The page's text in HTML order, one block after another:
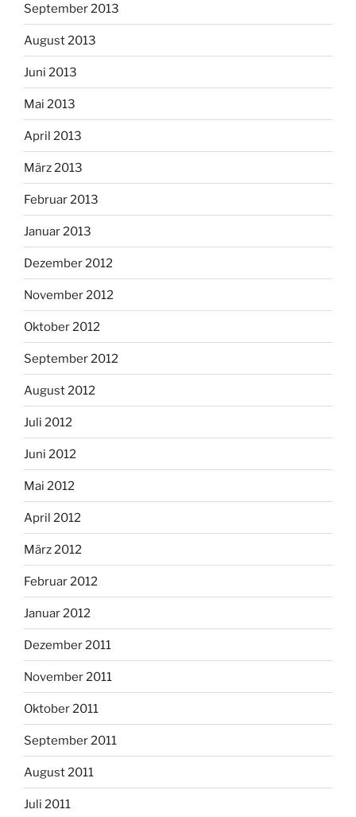
September 2013
August 2013
Juni 2013
Mai 2013
April 2013
März 2013
Februar 2013
Januar 2013
Dezember 2012
November 2012
Oktober 2012
September 2012
August 2012
Juli 2012
Juni 2012
Mai 2012
April 2012
März 2012
Februar 2012
Januar 2012
Dezember 2011
November 2011
Oktober 2011
September 2011
August 2011
Juli 2011